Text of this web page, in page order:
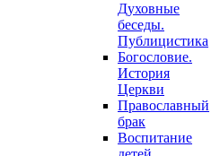
Духовные
беседы.
Публицистика
Богословие.
История
Церкви
Православный
брак
Воспитание